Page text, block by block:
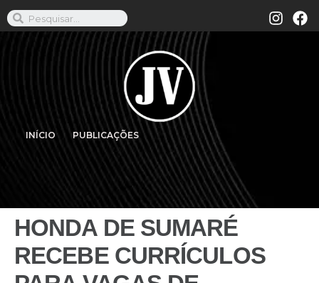
INÍCIO PUBLICAÇÕES
HONDA DE SUMARÉ
RECEBE CURRÍCULOS